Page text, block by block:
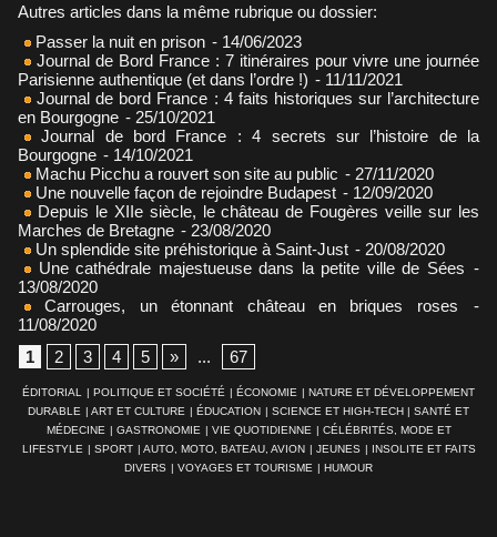
Autres articles dans la même rubrique ou dossier:
Passer la nuit en prison - 14/06/2023
Journal de Bord France : 7 itinéraires pour vivre une journée
Parisienne authentique (et dans l’ordre !) - 11/11/2021
Journal de bord France : 4 faits historiques sur l’architecture
en Bourgogne - 25/10/2021
Journal de bord France : 4 secrets sur l’histoire de la
Bourgogne - 14/10/2021
Machu Picchu a rouvert son site au public - 27/11/2020
Une nouvelle façon de rejoindre Budapest - 12/09/2020
Depuis le XIIe siècle, le château de Fougères veille sur les
Marches de Bretagne - 23/08/2020
Un splendide site préhistorique à Saint-Just - 20/08/2020
Une cathédrale majestueuse dans la petite ville de Sées -
13/08/2020
Carrouges, un étonnant château en briques roses
-
11/08/2020
1
2 3 4 5 » ... 67
ÉDITORIAL | POLITIQUE ET SOCIÉTÉ | ÉCONOMIE | NATURE ET DÉVELOPPEMENT
DURABLE | ART ET CULTURE | ÉDUCATION | SCIENCE ET HIGH-TECH | SANTÉ ET
MÉDECINE | GASTRONOMIE | VIE QUOTIDIENNE | CÉLÉBRITÉS, MODE ET
LIFESTYLE | SPORT | AUTO, MOTO, BATEAU, AVION | JEUNES | INSOLITE ET FAITS
DIVERS | VOYAGES ET TOURISME | HUMOUR